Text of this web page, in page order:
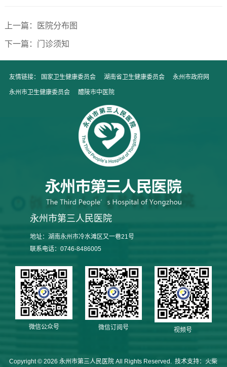
上一篇：医院分布图
下一篇：门诊须知
友情链接： 国家卫生健康委员会 湖南省卫生健康委员会 永州市政府网
永州市卫生健康委员会 醴陵市中医院
永州市第三人民医院
地址：湖南永州市冷水滩区又一巷21号
联系电话：0746-8486005
微信公众号 微信订阅号 视频号
Copyright © 2026永州市第三人民医院 All Rights Reserved. 技术支持： 火柴